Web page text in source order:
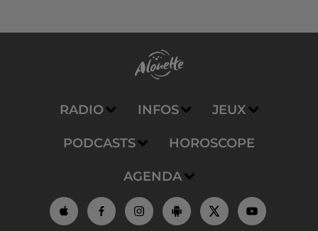
RADIO INFOS JEUX
PODCASTS HOROSCOPE
AGENDA